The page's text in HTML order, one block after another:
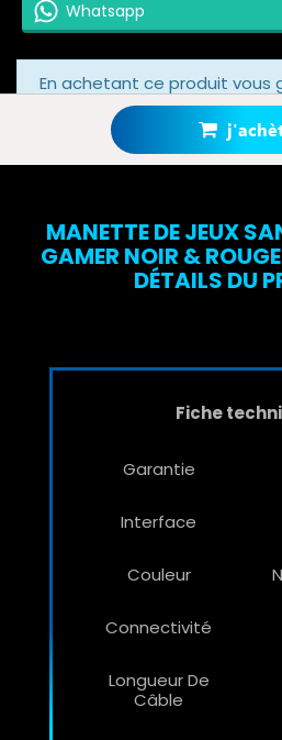
Whatsapp
En achetant ce produit vous
grâce à notre
Votre panier totalisera52
MANETTE DE JEUX
GAMER NOIR &
DÉTAILS DU
Fiche
Garantie
Interface
Couleur
Connectivité
Longueur De
Câble